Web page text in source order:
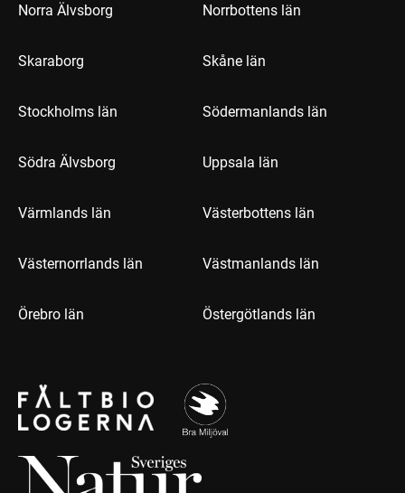
Norra Älvsborg Norrbottens län
Skaraborg Skåne län
Stockholms län Södermanlands län
Södra Älvsborg Uppsala län
Värmlands län Västerbottens län
Västernorrlands län Västmanlands län
Örebro län Östergötlands län